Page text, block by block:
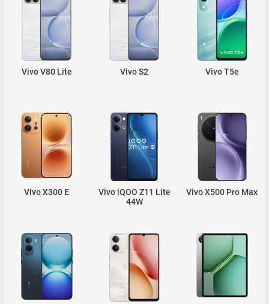
Vivo V80 Lite Vivo S2 Vivo T5e
Vivo X300 E
Vivo iQOO Z11 Lite
44W
Vivo X500 Pro Max